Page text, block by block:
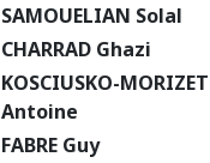
SAMOUELIAN Solal
CHARRAD Ghazi
KOSCIUSKO-MORIZET
Antoine
FABRE Guy